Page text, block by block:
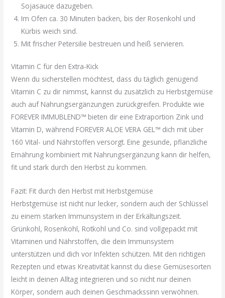
Sojasauce dazugeben.
Im Ofen ca. 30 Minuten backen, bis der Rosenkohl und
Kürbis weich sind.
Mit frischer Petersilie bestreuen und heiß servieren.
Vitamin C für den Extra-Kick
Wenn du sicherstellen möchtest, dass du täglich genügend
Vitamin C zu dir nimmst, kannst du zusätzlich zu Herbstgemüse
auch auf Nahrungsergänzungen zurückgreifen. Produkte wie
FOREVER IMMUBLEND™ bieten dir eine Extraportion Zink und
Vitamin D, während FOREVER ALOE VERA GEL™ dich mit über
160 Vital- und Nährstoffen versorgt. Eine gesunde, pflanzliche
Ernährung kombiniert mit Nahrungsergänzung kann dir helfen,
fit und stark durch den Herbst zu kommen.
Fazit: Fit durch den Herbst mit Herbstgemüse
Herbstgemüse ist nicht nur lecker, sondern auch der Schlüssel
zu einem starken Immunsystem in der Erkältungszeit.
Grünkohl, Rosenkohl, Rotkohl und Co. sind vollgepackt mit
Vitaminen und Nährstoffen, die dein Immunsystem
unterstützen und dich vor Infekten schützen. Mit den richtigen
Rezepten und etwas Kreativität kannst du diese Gemüsesorten
leicht in deinen Alltag integrieren und so nicht nur deinen
Körper, sondern auch deinen Geschmackssinn verwöhnen.